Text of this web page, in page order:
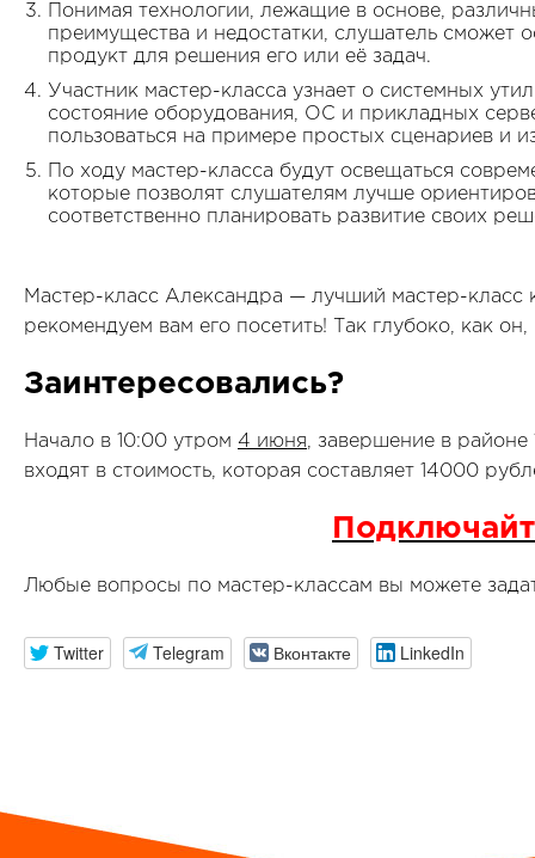
Понимая технологии, лежащие в основе,
преимущества и недостатки, слушатель сможет
продукт для решения его или её задач.
Участник мастер-класса узнает о системных
состояние оборудования, ОС и прикладных
пользоваться на примере простых сценариев и
По ходу мастер-класса будут освещаться
которые позволят слушателям лучше
соответственно планировать развитие своих
Мастер-класс Александра — лучший мастер-
рекомендуем вам его посетить! Так глубоко, как он,
Заинтересовались?
Начало в 10:00 утром 4 июня, завершение в
входят в стоимость, которая составляет 14000
Любые вопросы по мастер-классам вы можете
Twitter Telegram Вконтакте LinkedIn